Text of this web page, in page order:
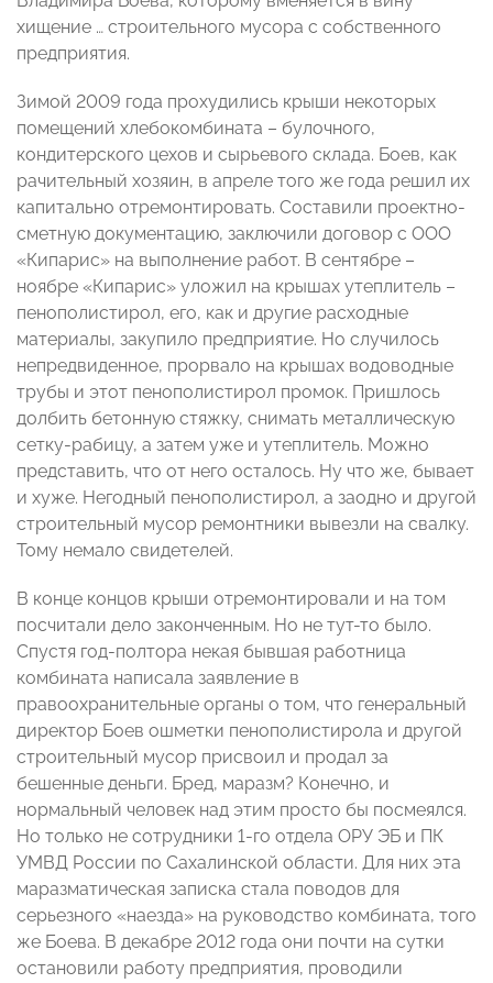
хищение … строительного мусора с собственного
предприятия.
Зимой 2009 года прохудились крыши некоторых
помещений хлебокомбината – булочного,
кондитерского цехов и сырьевого склада. Боев, как
рачительный хозяин, в апреле того же года решил их
капитально отремонтировать. Составили проектно-
сметную документацию, заключили договор с ООО
«Кипарис» на выполнение работ. В сентябре –
ноябре «Кипарис» уложил на крышах утеплитель –
пенополистирол, его, как и другие расходные
материалы, закупило предприятие. Но случилось
непредвиденное, прорвало на крышах водоводные
трубы и этот пенополистирол промок. Пришлось
долбить бетонную стяжку, снимать металлическую
сетку-рабицу, а затем уже и утеплитель. Можно
представить, что от него осталось. Ну что же, бывает
и хуже. Негодный пенополистирол, а заодно и другой
строительный мусор ремонтники вывезли на свалку.
Тому немало свидетелей.
В конце концов крыши отремонтировали и на том
посчитали дело законченным. Но не тут-то было.
Спустя год-полтора некая бывшая работница
комбината написала заявление в
правоохранительные органы о том, что генеральный
директор Боев ошметки пенополистирола и другой
строительный мусор присвоил и продал за
бешенные деньги. Бред, маразм? Конечно, и
нормальный человек над этим просто бы посмеялся.
Но только не сотрудники 1-го отдела ОРУ ЭБ и ПК
УМВД России по Сахалинской области. Для них эта
маразматическая записка стала поводов для
серьезного «наезда» на руководство комбината, того
же Боева. В декабре 2012 года они почти на сутки
остановили работу предприятия, проводили